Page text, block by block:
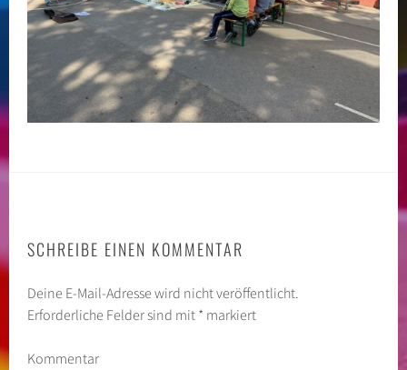
SCHREIBE EINEN KOMMENTAR
Deine E-Mail-Adresse wird nicht veröffentlicht.
Erforderliche Felder sind mit * markiert
Kommentar